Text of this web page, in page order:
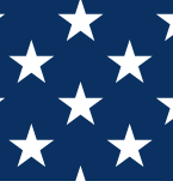
încă 10 stații de